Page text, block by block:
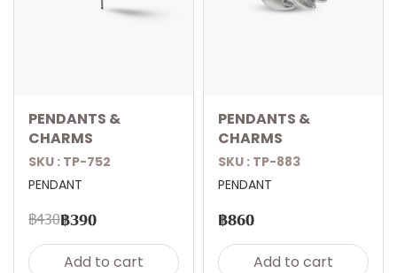
PENDANTS &
CHARMS
SKU : TP-752
PENDANT
฿430฿390
Add to cart
PENDANTS &
CHARMS
SKU : TP-883
PENDANT
฿860
Add to cart